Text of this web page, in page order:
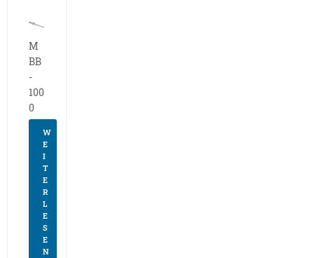
M
BB
-
100
0
W
E
I
T
E
R
L
E
S
E
N